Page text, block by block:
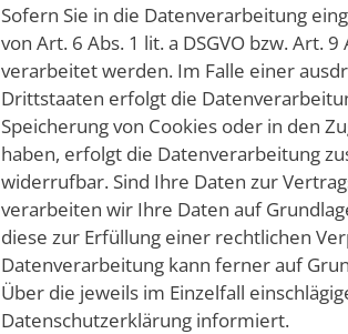
Sofern Sie in die Datenverarbeitung
von Art. 6 Abs. 1 lit. a DSGVO bzw. Art.
verarbeitet werden. Im Falle einer
Drittstaaten erfolgt die
Speicherung von Cookies oder in den
haben, erfolgt die Datenverarbeitung
widerrufbar. Sind Ihre Daten zur
verarbeiten wir Ihre Daten auf
diese zur Erfüllung einer rechtlichen
Datenverarbeitung kann ferner auf
Über die jeweils im Einzelfall
Datenschutzerklärung informiert.